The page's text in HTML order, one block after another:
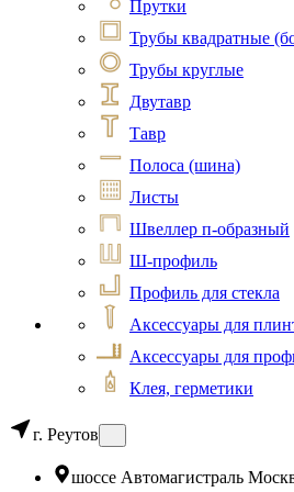
Прутки
Трубы квадратные
Трубы круглые
Двутавр
Тавр
Полоса (шина)
Листы
Швеллер п-образный
Ш-профиль
Профиль для стекла
Аксессуары для
Аксессуары для
Клея, герметики
г. Реутов
шоссе Автомагистраль